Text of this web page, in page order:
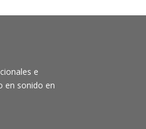
e
en sonido en